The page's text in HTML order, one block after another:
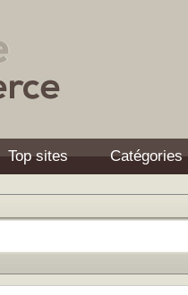
Top sites Catégories